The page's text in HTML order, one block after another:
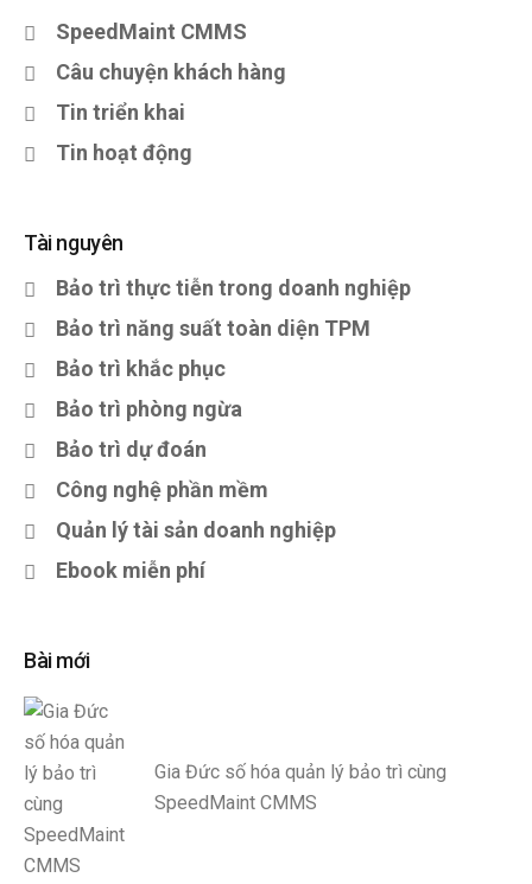
SpeedMaint CMMS
Câu chuyện khách hàng
Tin triển khai
Tin hoạt động
Tài nguyên
Bảo trì thực tiễn trong doanh nghiệp
Bảo trì năng suất toàn diện TPM
Bảo trì khắc phục
Bảo trì phòng ngừa
Bảo trì dự đoán
Công nghệ phần mềm
Quản lý tài sản doanh nghiệp
Ebook miễn phí
Bài mới
Gia Đức số hóa quản lý bảo trì cùng
SpeedMaint CMMS